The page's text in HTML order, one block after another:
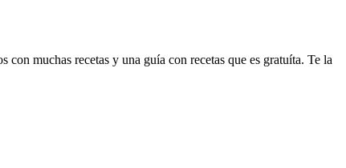
muchas recetas y una guía con recetas que es gratuíta. Te la